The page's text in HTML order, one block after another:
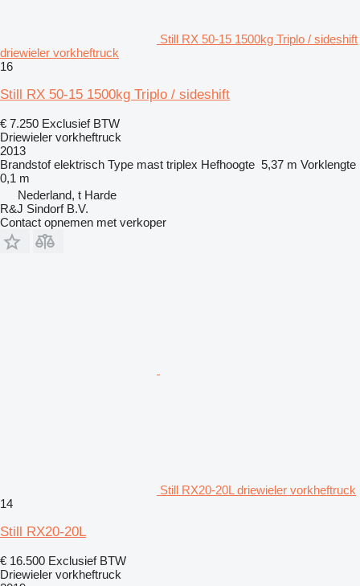
Still RX 50-15 1500kg Triplo / sideshift
driewieler vorkheftruck
16
Still RX 50-15 1500kg Triplo / sideshift
€ 7.250 Exclusief BTW
Driewieler vorkheftruck
2013
Brandstof elektrisch Type mast triplex Hefhoogte 5,37 m Vorklengte
0,1 m
Nederland, t Harde
R&J Sindorf B.V.
Contact opnemen met verkoper
Still RX20-20L driewieler vorkheftruck
14
Still RX20-20L
€ 16.500 Exclusief BTW
Driewieler vorkheftruck